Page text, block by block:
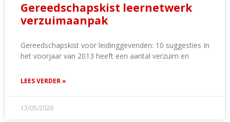
Gereedschapskist leernetwerk
verzuimaanpak
Gereedschapskist voor leidinggevenden: 10 suggesties In
het voorjaar van 2013 heeft een aantal verzuim en
LEES VERDER »
13/05/2020